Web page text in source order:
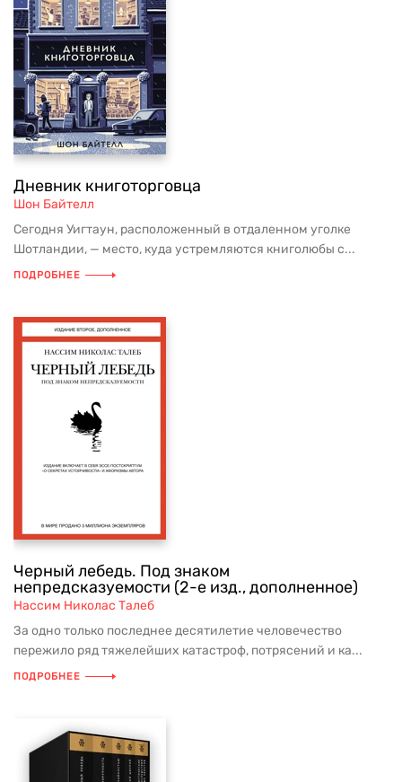
Дневник книготорговца
Шон Байтелл
Сегодня Уигтаун, расположенный в отдаленном уголке
Шотландии, — место, куда устремляются книголюбы с...
ПОДРОБНЕЕ
Черный лебедь. Под знаком
непредсказуемости (2-е изд., дополненное)
Нассим Николас Талеб
За одно только последнее десятилетие человечество
пережило ряд тяжелейших катастроф, потрясений и ка...
ПОДРОБНЕЕ